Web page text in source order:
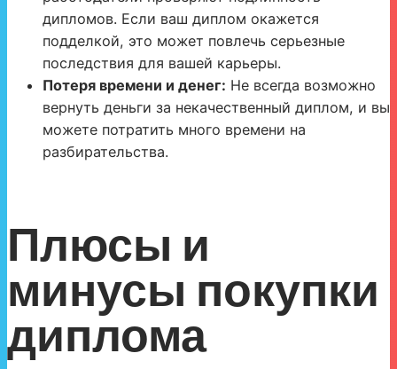
дипломов. Если ваш диплом окажется
подделкой, это может повлечь серьезные
последствия для вашей карьеры.
Потеря времени и денег: Не всегда возможно
вернуть деньги за некачественный диплом, и вы
можете потратить много времени на
разбирательства.
Плюсы и
минусы покупки
диплома